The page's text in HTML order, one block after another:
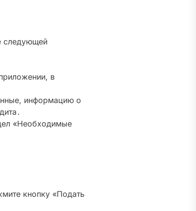
следующей
в
информацию о
«Необходимые
кнопку «Подать